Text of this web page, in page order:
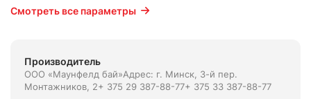
Смотреть все параметры
Производитель
ООО «Маунфелд бай»Адрес: г. Минск, 3-й пер.
Монтажников, 2+ 375 29 387-88-77+ 375 33 387-88-77